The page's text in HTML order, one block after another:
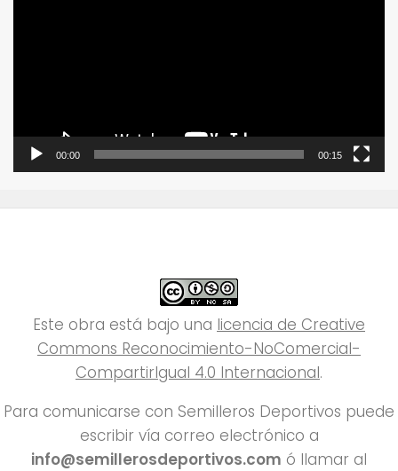
00:00 00:15
Este obra está bajo una licencia de Creative
Commons Reconocimiento-NoComercial-
CompartirIgual 4.0 Internacional.
Para comunicarse con Semilleros Deportivos puede
escribir vía correo electrónico a
info@semillerosdeportivos.com ó llamar al